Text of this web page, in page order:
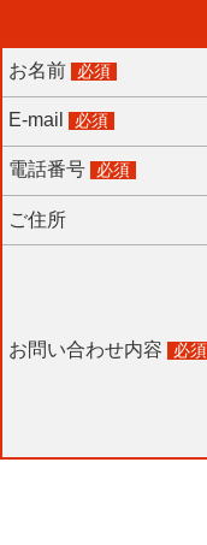
お名前 必須
E-mail 必須
電話番号 必須
ご住所
お問い合わせ内容 必須